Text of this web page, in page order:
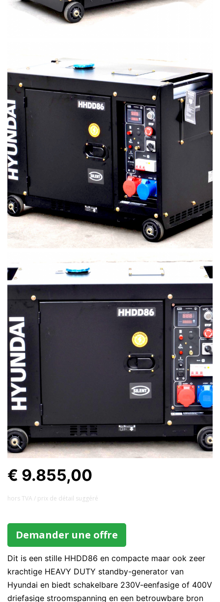
€ 9.855,00
hors TVA / prix ​​de détail suggéré
Demander une offre
Dit is een stille HHDD86 en compacte maar ook zeer
krachtige HEAVY DUTY standby-generator van
Hyundai en biedt schakelbare 230V-eenfasige of 400V
driefasige stroomspanning en een betrouwbare bron